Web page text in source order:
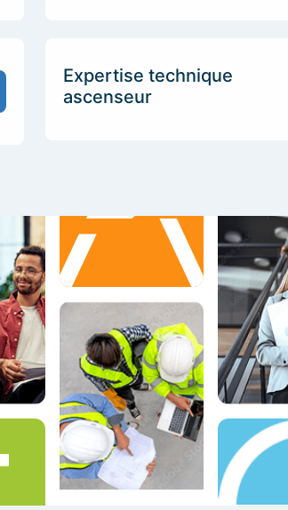
Expertise technique
ascenseur